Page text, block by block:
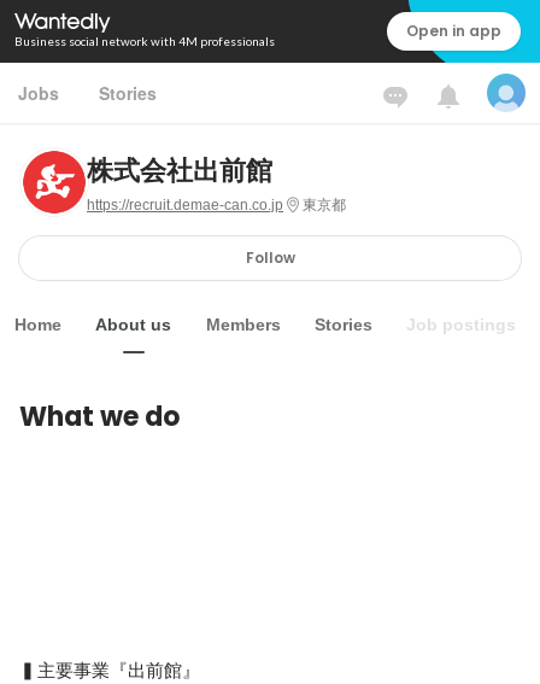
Business social network with 4M professionals Open in app
Jobs Stories
株式会社出前館
https://recruit.demae-can.co.jp 東京都
Follow
Home About us Members Stories Job postings
What we do
▍主要事業『出前館』